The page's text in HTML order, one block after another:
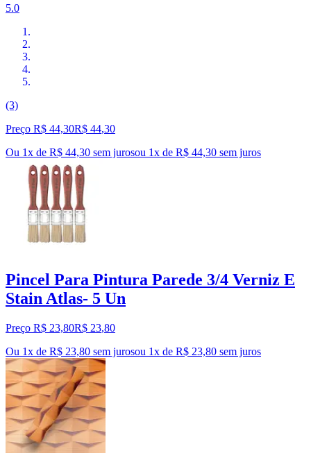
5.0
(3)
Preço R$ 44,30R$ 44,30
Ou 1x de R$ 44,30 sem jurosou 1x de R$ 44,30 sem juros
Pincel Para Pintura Parede 3/4 Verniz E
Stain Atlas- 5 Un
Preço R$ 23,80R$ 23,80
Ou 1x de R$ 23,80 sem jurosou 1x de R$ 23,80 sem juros